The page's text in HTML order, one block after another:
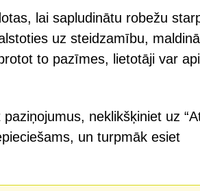
lai sapludinātu robežu
uz steidzamību,
to pazīmes, lietotāji var
neklikšķiniet uz
un turpmāk esiet